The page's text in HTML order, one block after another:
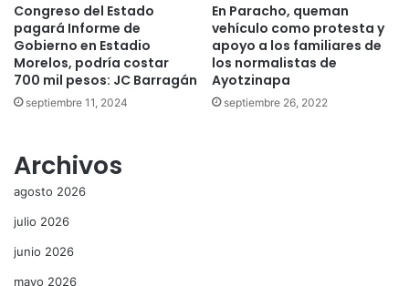
Congreso del Estado
pagará Informe de
Gobierno en Estadio
Morelos, podría costar
700 mil pesos: JC Barragán
septiembre 11, 2024
En Paracho, queman
vehículo como protesta y
apoyo a los familiares de
los normalistas de
Ayotzinapa
septiembre 26, 2022
Archivos
agosto 2026
julio 2026
junio 2026
mayo 2026